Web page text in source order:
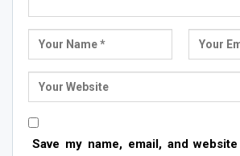
Save my name, email, and